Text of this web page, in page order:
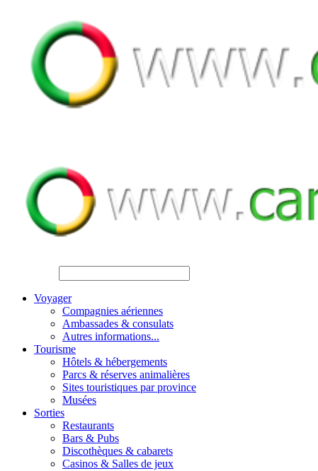
Voyager
Compagnies aériennes
Ambassades & consulats
Autres informations...
Tourisme
Hôtels & hébergements
Parcs & réserves animalières
Sites touristiques par province
Musées
Sorties
Restaurants
Bars & Pubs
Discothèques & cabarets
Casinos & Salles de jeux